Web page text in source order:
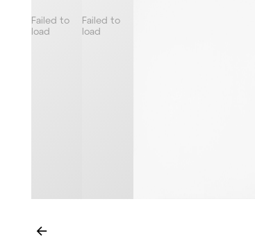
Failed to
load
Failed to
load
←